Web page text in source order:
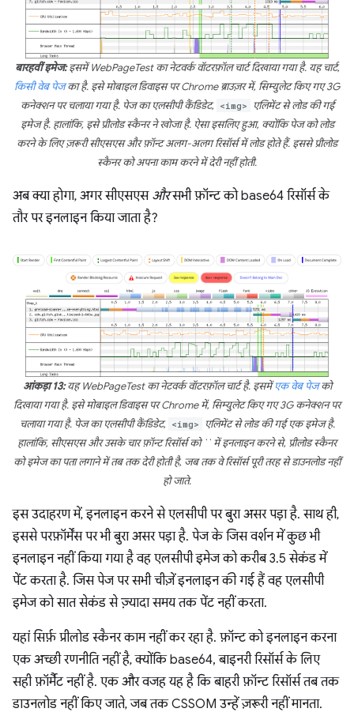
बारहवीं इमेज:इसमें WebPageTest का नेटवर्क वॉटरफ़ॉल चार्ट दिखाया गया है. यह चार्ट,
किसी वेब पेजका है. इसे मोबाइल डिवाइस पर Chrome ब्राउज़र में, सिम्युलेट किए गए 3G
कनेक्शन पर चलाया गया है. पेज का एलसीपी कैंडिडेट, <img> एलिमेंट से लोड की गई
इमेज है. हालांकि, इसे प्रीलोड स्कैनर ने खोजा है. ऐसा इसलिए हुआ, क्योंकि पेज को लोड
करने के लिए ज़रूरी सीएसएस और फ़ॉन्ट अलग-अलग रिसॉर्स में लोड होते हैं. इससे प्रीलोड
स्कैनर को अपना काम करने में देरी नहीं होती.
अब क्या होगा, अगर सीएसएस औरसभी फ़ॉन्ट को base64 रिसॉर्स के
तौर पर इनलाइन किया जाता है?
आंकड़ा 13:यह WebPageTest का नेटवर्क वॉटरफ़ॉल चार्ट है. इसमेंएक वेब पेजको
दिखाया गया है. इसे मोबाइल डिवाइस पर Chrome में, सिम्युलेट किए गए 3G कनेक्शन पर
चलाया गया है. पेज का एलसीपी कैंडिडेट, <img> एलिमेंट से लोड की गई एक इमेज है.
हालांकि, सीएसएस और उसके चार फ़ॉन्ट रिसॉर्स को `` में इनलाइन करने से, प्रीलोड स्कैनर
को इमेज का पता लगाने में तब तक देरी होती है, जब तक वे रिसॉर्स पूरी तरह से डाउनलोड नहीं
हो जाते.
इस उदाहरण में, इनलाइन करने से एलसीपी पर बुरा असर पड़ा है. साथ ही,
इससे परफ़ॉर्मेंस पर भी बुरा असर पड़ा है. पेज के जिस वर्शन में कुछ भी
इनलाइन नहीं किया गया है वह एलसीपी इमेज को करीब 3.5 सेकंड में
पेंट करता है. जिस पेज पर सभी चीज़ें इनलाइन की गई हैं वह एलसीपी
इमेज को सात सेकंड से ज़्यादा समय तक पेंट नहीं करता.
यहां सिर्फ़ प्रीलोड स्कैनर काम नहीं कर रहा है. फ़ॉन्ट को इनलाइन करना
एक अच्छी रणनीति नहीं है, क्योंकि base64, बाइनरी रिसॉर्स के लिए
सही फ़ॉर्मैट नहीं है. एक और वजह यह है कि बाहरी फ़ॉन्ट रिसॉर्स तब तक
डाउनलोड नहीं किए जाते, जब तक CSSOM उन्हें ज़रूरी नहीं मानता.